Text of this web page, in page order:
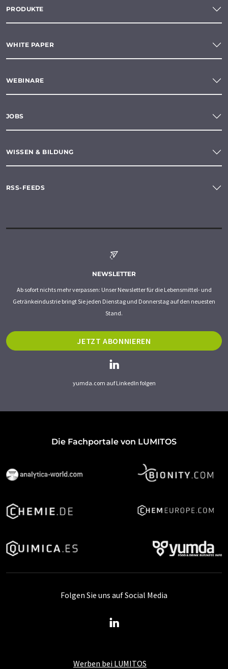
PRODUKTE
WHITE PAPER
WEBINARE
JOBS
WISSEN & BILDUNG
RSS-FEEDS
NEWSLETTER
Ab sofort nichts mehr verpassen: Unser Newsletter für die Lebensmittel- und
Getränkeindustrie bringt Sie jeden Dienstag und Donnerstag auf den neuesten
Stand.
JETZT ABONNIEREN
yumda.com auf LinkedIn folgen
Die Fachportale von LUMITOS
Werben bei LUMITOS
Folgen Sie uns auf Social Media